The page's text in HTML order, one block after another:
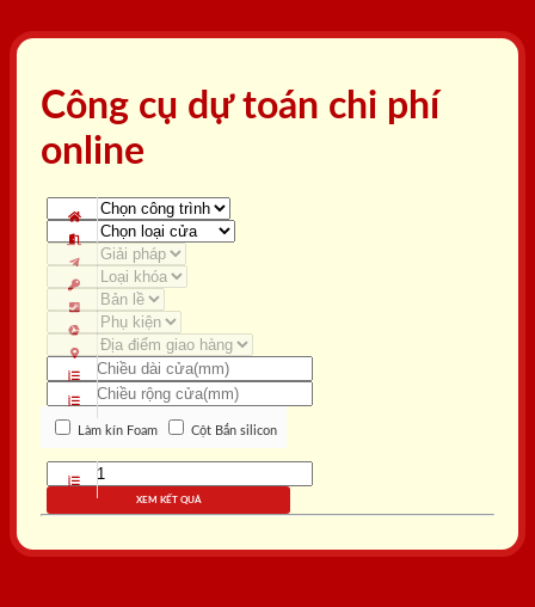
Công cụ dự toán chi phí
online
Làm kín Foam Cột Bắn silicon
XEM KẾT QUẢ